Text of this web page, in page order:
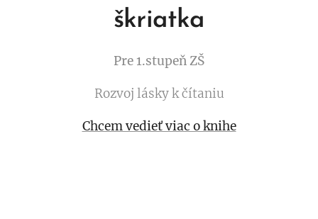
škriatka
Pre 1.stupeň ZŠ
Rozvoj lásky k čítaniu
Chcem vedieť viac o knihe